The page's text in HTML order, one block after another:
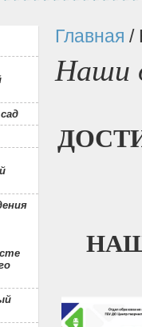
Главная /
Наши